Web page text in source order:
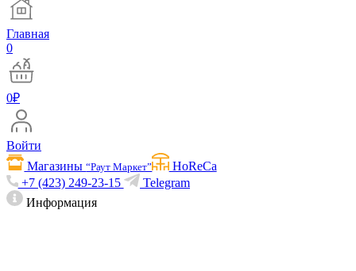
Главная
0
0₽
Войти
Магазины“Раут Маркет”
HoReCa
+7 (423) 249-23-15
Telegram
Информация